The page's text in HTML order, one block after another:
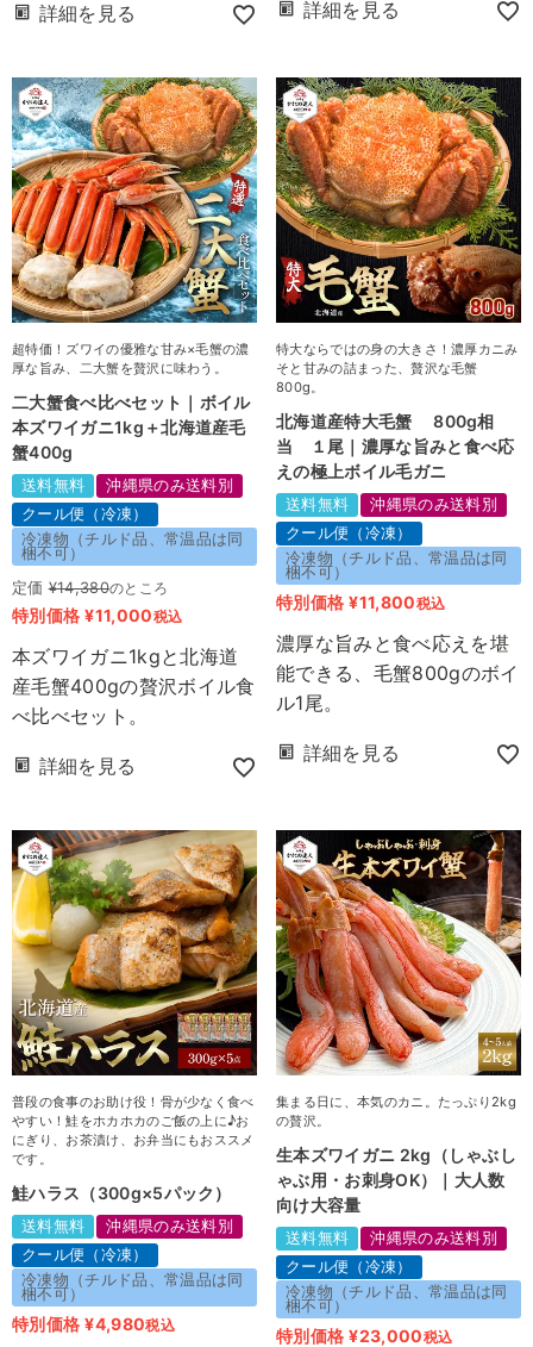
詳細を見る 詳細を見る
超特価！ズワイの優雅な甘み×毛蟹の濃
厚な旨み、二大蟹を贅沢に味わう。
二大蟹食べ比べセット｜ボイル
本ズワイガニ1kg＋北海道産毛
蟹400g
送料無料
沖縄県のみ送料別
クール便（冷凍）
冷凍物（チルド品、常温品は同
梱不可）
定価 ¥14,380のところ
特別価格 ¥11,000税込
本ズワイガニ1kgと北海道
産毛蟹400gの贅沢ボイル食
べ比べセット。
詳細を見る
特大ならではの身の大きさ！濃厚カニみ
そと甘みの詰まった、贅沢な毛蟹
800g。
北海道産特大毛蟹 800g相
当 １尾｜濃厚な旨みと食べ応
えの極上ボイル毛ガニ
送料無料
沖縄県のみ送料別
クール便（冷凍）
冷凍物（チルド品、常温品は同
梱不可）
特別価格 ¥11,800税込
濃厚な旨みと食べ応えを堪
能できる、毛蟹800gのボイ
ル1尾。
詳細を見る
普段の食事のお助け役！骨が少なく食べ
やすい！鮭をホカホカのご飯の上に♪お
にぎり、お茶漬け、お弁当にもおススメ
です。
鮭ハラス（300g×5パック）
送料無料
沖縄県のみ送料別
クール便（冷凍）
冷凍物（チルド品、常温品は同
梱不可）
特別価格 ¥4,980税込
集まる日に、本気のカニ。たっぷり2kg
の贅沢。
生本ズワイガニ 2kg（しゃぶし
ゃぶ用・お刺身OK）｜大人数
向け大容量
送料無料
沖縄県のみ送料別
クール便（冷凍）
冷凍物（チルド品、常温品は同
梱不可）
特別価格 ¥23,000税込